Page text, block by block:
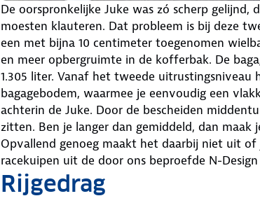
De oorspronkelijke Juke was zó scherp
moesten klauteren. Dat probleem is bij deze
een met bijna 10 centimeter toegenomen
en meer opbergruimte in de kofferbak. De
1.305 liter. Vanaf het tweede
bagagebodem, waarmee je eenvoudig een
achterin de Juke. Door de bescheiden
zitten. Ben je langer dan gemiddeld, dan
Opvallend genoeg maakt het daarbij niet uit
racekuipen uit de door ons beproefde N-
Rijgedrag